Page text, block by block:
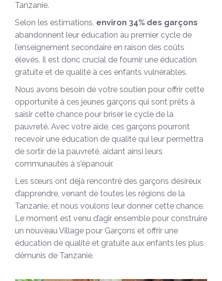
Tanzanie.
Selon les estimations, environ 34% des garçons
abandonnent leur éducation au premier cycle de
l’enseignement secondaire en raison des coûts
élevés. Il est donc crucial de fournir une éducation
gratuite et de qualité à ces enfants vulnérables.
Nous avons besoin de votre soutien pour offrir cette
opportunité à ces jeunes garçons qui sont prêts à
saisir cette chance pour briser le cycle de la
pauvreté. Avec votre aide, ces garçons pourront
recevoir une éducation de qualité qui leur permettra
de sortir de la pauvreté, aidant ainsi leurs
communautés à s’épanouir.
Les sœurs ont déjà rencontré des garçons désireux
d’apprendre, venant de toutes les régions de la
Tanzanie, et nous voulons leur donner cette chance.
Le moment est venu d’agir ensemble pour construire
un nouveau Village pour Garçons et offrir une
éducation de qualité et gratuite aux enfants les plus
démunis de Tanzanie.